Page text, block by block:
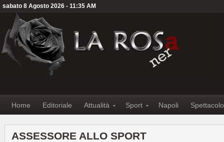
sabato 8 Agosto 2026 - 11:35 AM
Home Editoriale Attualità Sport Napoli Spettacolo
ASSESSORE ALLO SPORT